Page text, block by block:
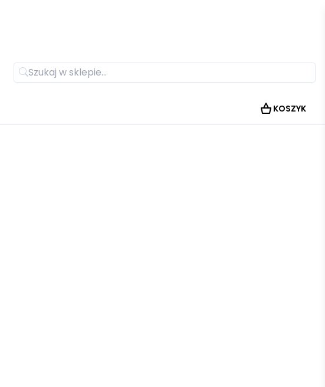
KOSZYK